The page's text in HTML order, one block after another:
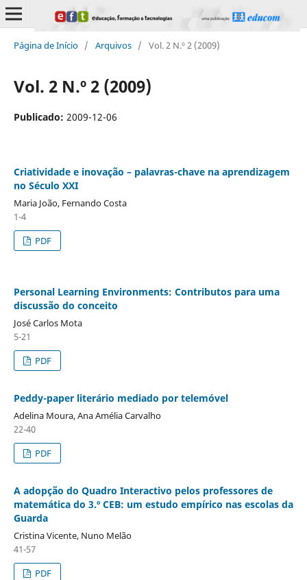
Página de Início / Arquivos / Vol. 2 N.º 2 (2009)
Vol. 2 N.º 2 (2009)
Publicado: 2009-12-06
Criatividade e inovação – palavras-chave na aprendizagem
no Século XXI
Maria João, Fernando Costa
1-4
PDF
Personal Learning Environments: Contributos para uma
discussão do conceito
José Carlos Mota
5-21
PDF
Peddy-paper literário mediado por telemóvel
Adelina Moura, Ana Amélia Carvalho
22-40
PDF
A adopção do Quadro Interactivo pelos professores de
matemática do 3.º CEB: um estudo empírico nas escolas da
Guarda
Cristina Vicente, Nuno Melão
41-57
PDF